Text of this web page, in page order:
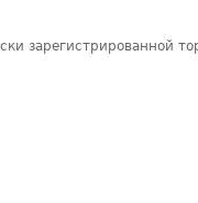
зарегистрированной